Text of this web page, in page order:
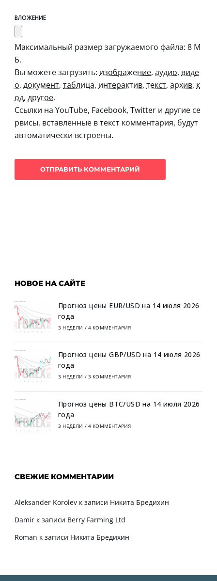
ВЛОЖЕНИЕ
Максимальный размер загружаемого файла: 8 М
Б.
Вы можете загрузить: изображение, аудио, виде
о, документ, таблица, интерактив, текст, архив, к
од, другое.
Ссылки на YouTube, Facebook, Twitter и другие се
рвисы, вставленные в текст комментария, будут
автоматически встроены.
НОВОЕ НА САЙТЕ
Прогноз цены EUR/USD на 14 июля 2026
года
3 НЕДЕЛИ / 4 КОММЕНТАРИЯ
Прогноз цены GBP/USD на 14 июля 2026
года
3 НЕДЕЛИ / 3 КОММЕНТАРИЯ
Прогноз цены BTC/USD на 14 июля 2026
года
3 НЕДЕЛИ / 4 КОММЕНТАРИЯ
СВЕЖИЕ КОММЕНТАРИИ
Aleksander Korolev к записи Никита Бредихин
Damir к записи Berry Farming Ltd
Roman к записи Никита Бредихин